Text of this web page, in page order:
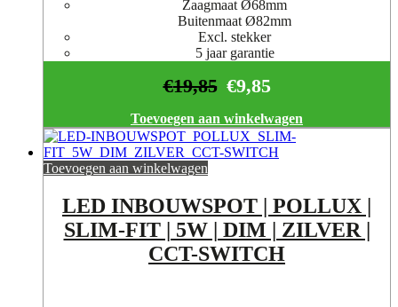
Zaagmaat Ø68mm
Buitenmaat Ø82mm
Excl. stekker
5 jaar garantie
€9,85
€19,85
Toevoegen aan winkelwagen
Toevoegen aan winkelwagen
LED INBOUWSPOT | POLLUX |
SLIM-FIT | 5W | DIM | ZILVER |
CCT-SWITCH